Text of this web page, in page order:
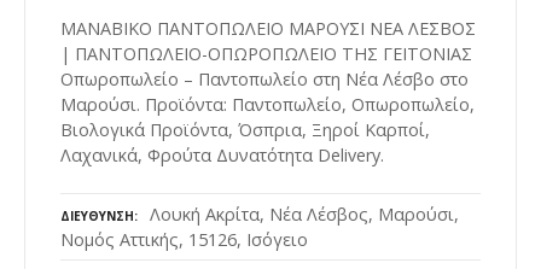
ΜΑΝΑΒΙΚΟ ΠΑΝΤΟΠΩΛΕΙΟ ΜΑΡΟΥΣΙ ΝΕΑ ΛΕΣΒΟΣ
| ΠΑΝΤΟΠΩΛΕΙΟ-ΟΠΩΡΟΠΩΛΕΙΟ ΤΗΣ ΓΕΙΤΟΝΙΑΣ
Οπωροπωλείο – Παντοπωλείο στη Νέα Λέσβο στο
Μαρούσι. Προϊόντα: Παντοπωλείο, Οπωροπωλείο,
Βιολογικά Προϊόντα, Όσπρια, Ξηροί Καρποί,
Λαχανικά, Φρούτα Δυνατότητα Delivery.
ΔΙΕΎΘΥΝΣΗ
Λουκή Ακρίτα, Νέα Λέσβος, Μαρούσι,
Νομός Αττικής, 15126, Ισόγειο